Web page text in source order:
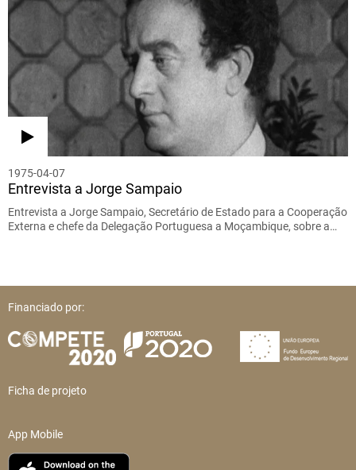
1975-04-07
Entrevista a Jorge Sampaio
Entrevista a Jorge Sampaio, Secretário de Estado para a Cooperação
Externa e chefe da Delegação Portuguesa a Moçambique, sobre a…
Financiado por:
Ficha de projeto
App Mobile